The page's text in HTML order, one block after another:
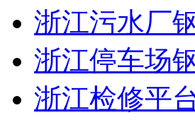
浙江污水厂
浙江停车场
浙江检修平